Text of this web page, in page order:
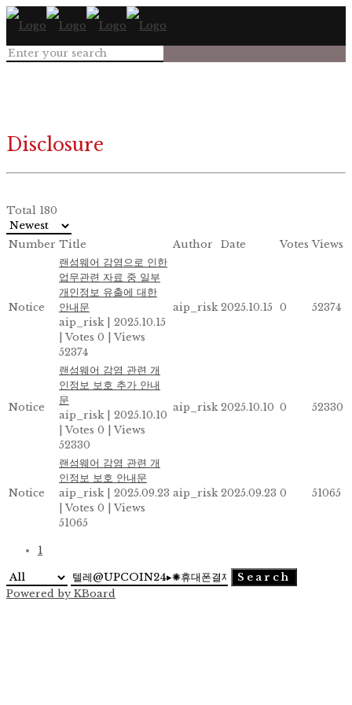
Disclosure
Total 180
Number Title Author Date Votes Views
Notice
랜섬웨어 감염으로 인한
업무관련 자료 중 일부
개인정보 유출에 대한
안내문
aip_risk
2025.10.15
Votes 0
Views
52374
aip_risk 2025.10.15 0 52374
Notice
랜섬웨어 감염 관련 개
인정보 보호 추가 안내
문
aip_risk
2025.10.10
Votes 0
Views
52330
aip_risk 2025.10.10 0 52330
Notice
랜섬웨어 감염 관련 개
인정보 보호 안내문
aip_risk
2025.09.23
Votes 0
Views
51065
aip_risk 2025.09.23 0 51065
1
Search
Powered by KBoard